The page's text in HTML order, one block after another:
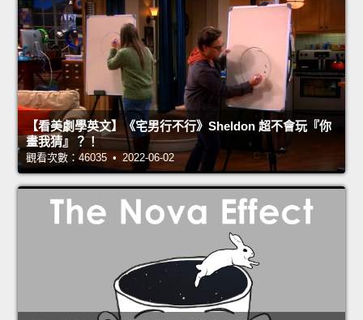
【看美劇學英文】《宅男行不行》Sheldon 超不會玩『你
畫我猜』？！
觀看次數：46035 • 2022-06-02